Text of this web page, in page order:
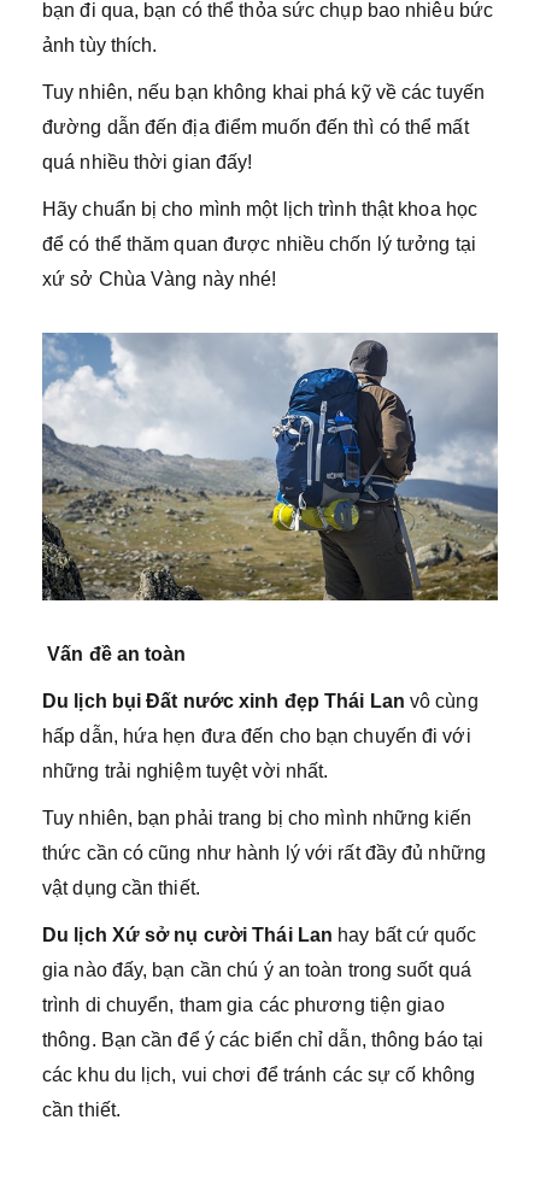
bạn đi qua, bạn có thể thỏa sức chụp bao nhiêu bức
ảnh tùy thích.
Tuy nhiên, nếu bạn không khai phá kỹ về các tuyến
đường dẫn đến địa điểm muốn đến thì có thể mất
quá nhiều thời gian đấy!
Hãy chuẩn bị cho mình một lịch trình thật khoa học
để có thể thăm quan được nhiều chốn lý tưởng tại
xứ sở Chùa Vàng này nhé!
Vấn đề an toàn
Du lịch bụi Đất nước xinh đẹp Thái Lan vô cùng
hấp dẫn, hứa hẹn đưa đến cho bạn chuyến đi với
những trải nghiệm tuyệt vời nhất.
Tuy nhiên, bạn phải trang bị cho mình những kiến
thức cần có cũng như hành lý với rất đầy đủ những
vật dụng cần thiết.
Du lịch Xứ sở nụ cười Thái Lan hay bất cứ quốc
gia nào đấy, bạn cần chú ý an toàn trong suốt quá
trình di chuyển, tham gia các phương tiện giao
thông. Bạn cần để ý các biển chỉ dẫn, thông báo tại
các khu du lịch, vui chơi để tránh các sự cố không
cần thiết.